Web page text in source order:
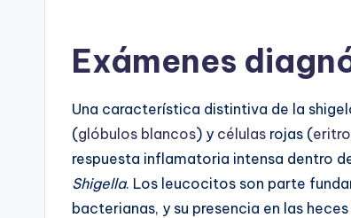
Exámenes
Una característica distintiva de la
(glóbulos blancos) y células rojas (
respuesta inflamatoria intensa dentro
Shigella. Los leucocitos son parte
bacterianas, y su presencia en las